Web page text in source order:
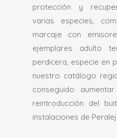
protección y
varias especies,
marcaje con
ejemplares adulto
perdicera, especie en
nuestro catálogo
conseguido
reintroducción del
instalaciones de